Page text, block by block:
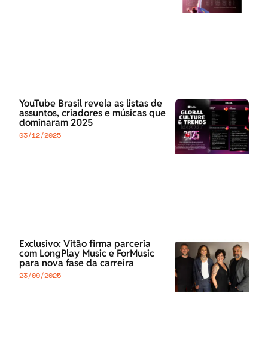
YouTube Brasil revela as listas de
assuntos, criadores e músicas que
dominaram 2025
03/12/2025
Exclusivo: Vitão firma parceria
com LongPlay Music e ForMusic
para nova fase da carreira
23/09/2025